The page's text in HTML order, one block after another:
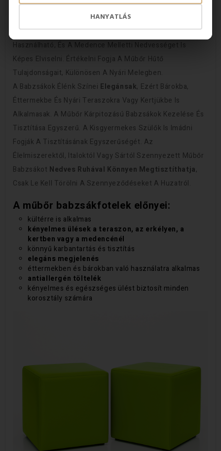
HANYATLÁS
Lett AKültéri Használatra Szánt Huzatok
. A Műbőr Babzsák Golyó Alakú, És A Nyári
Teraszon, A Lakás Erkélyén, A Virágos Kertben Is
Használható, És A Medence Melletti Nedvességet Is
Képes Elviselni. Értékelni Fogja A Műbőr Hűtő
Tulajdonságait, Különösen A Nyári Melegben.
A Babzsákok Élénk Színei Elegánsak, Ezért Bárokba,
Éttermekbe És Nyári Teraszokra Vagy Kertjükbe Is
Alkalmasak. A Műbőr Kárpitozású Babzsákok Kezelése És
Tisztítása Egyszerű. A Kisgyermekes Szülők Is Imádni
Fogják A Tisztításának Egyszerűségét. Az
Élelmiszerektől, Italoktól Vagy Sártól Szennyezett Műbőr
Babzsákot Nedves Ruhával Könnyen Megtisztíthatja,
Csak Le Kell Törölni A Szennyeződéseket A Huzatról.
A műbőr babzsákfotelek előnyei:
kültérre is alkalmas
kényelmes ülések a teraszon, az erkélyen, a
kertben vagy a medencénél
könnyű karbantartás és tisztítás
elegáns megjelenés
éttermekben és bárokban való használatra alkalmas
antiallergén töltelék
kényelmes és egészséges ülést biztosít minden
korosztály számára